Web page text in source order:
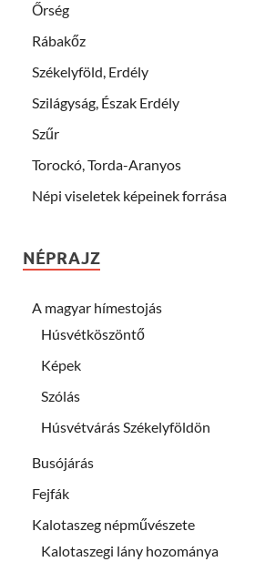
Őrség
Rábakőz
Székelyföld, Erdély
Szilágyság, Észak Erdély
Szűr
Torockó, Torda-Aranyos
Népi viseletek képeinek forrása
NÉPRAJZ
A magyar hímestojás
Húsvétköszöntő
Képek
Szólás
Húsvétvárás Székelyföldön
Busójárás
Fejfák
Kalotaszeg népművészete
Kalotaszegi lány hozománya